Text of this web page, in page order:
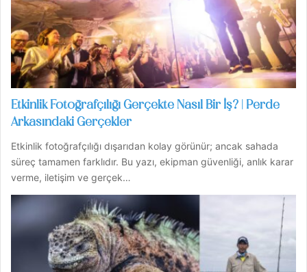
Etkinlik Fotoğrafçılığı Gerçekte Nasıl Bir İş? | Perde
Arkasındaki Gerçekler
Etkinlik fotoğrafçılığı dışarıdan kolay görünür; ancak sahada
süreç tamamen farklıdır. Bu yazı, ekipman güvenliği, anlık karar
verme, iletişim ve gerçek…